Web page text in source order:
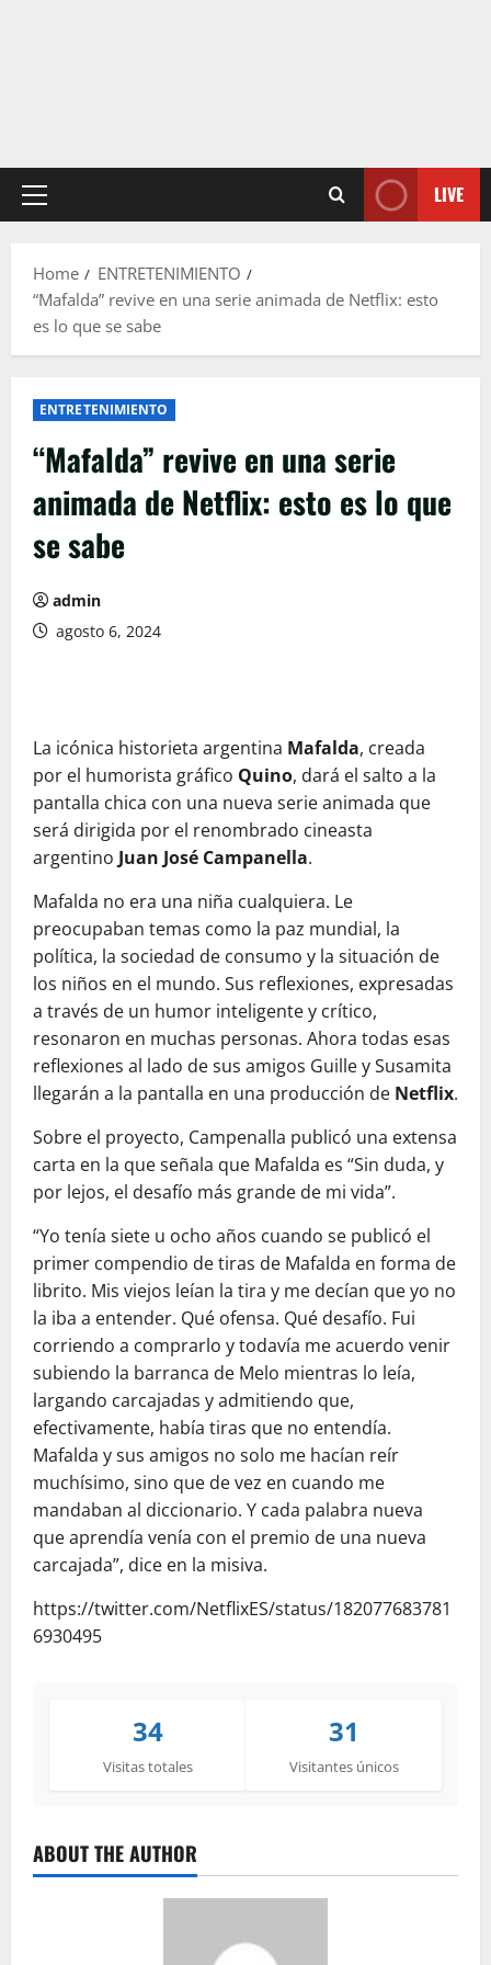
Primary
LIVE
Home
ENTRETENIMIENTO
“Mafalda” revive en una serie animada de Netflix: esto
es lo que se sabe
ENTRETENIMIENTO
“Mafalda” revive en una serie
animada de Netflix: esto es lo que
se sabe
admin
agosto 6, 2024
La icónica historieta argentina Mafalda, creada
por el humorista gráfico Quino, dará el salto a la
pantalla chica con una nueva serie animada que
será dirigida por el renombrado cineasta
argentino Juan José Campanella.
Mafalda no era una niña cualquiera. Le
preocupaban temas como la paz mundial, la
política, la sociedad de consumo y la situación de
los niños en el mundo. Sus reflexiones, expresadas
a través de un humor inteligente y crítico,
resonaron en muchas personas. Ahora todas esas
reflexiones al lado de sus amigos Guille y Susamita
llegarán a la pantalla en una producción de Netflix.
Sobre el proyecto, Campenalla publicó una extensa
carta en la que señala que Mafalda es “Sin duda, y
por lejos, el desafío más grande de mi vida”.
“Yo tenía siete u ocho años cuando se publicó el
primer compendio de tiras de Mafalda en forma de
librito. Mis viejos leían la tira y me decían que yo no
la iba a entender. Qué ofensa. Qué desafío. Fui
corriendo a comprarlo y todavía me acuerdo venir
subiendo la barranca de Melo mientras lo leía,
largando carcajadas y admitiendo que,
efectivamente, había tiras que no entendía.
Mafalda y sus amigos no solo me hacían reír
muchísimo, sino que de vez en cuando me
mandaban al diccionario. Y cada palabra nueva
que aprendía venía con el premio de una nueva
carcajada”, dice en la misiva.
https://twitter.com/NetflixES/status/182077683781
6930495
34
Visitas totales
31
Visitantes únicos
ABOUT THE AUTHOR